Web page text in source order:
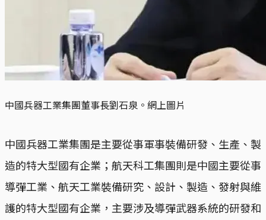
中國兵器工業集團董事長劉石泉。網上圖片
中國兵器工業集團是主要從事軍事裝備研發、生產、製
造的特大型國有企業；航天科工集團則是中國主要從事
導彈工業、航天工業裝備研究、設計、製造、發射與維
護的特大型國有企業，主要涉及導彈武器系統的研發和